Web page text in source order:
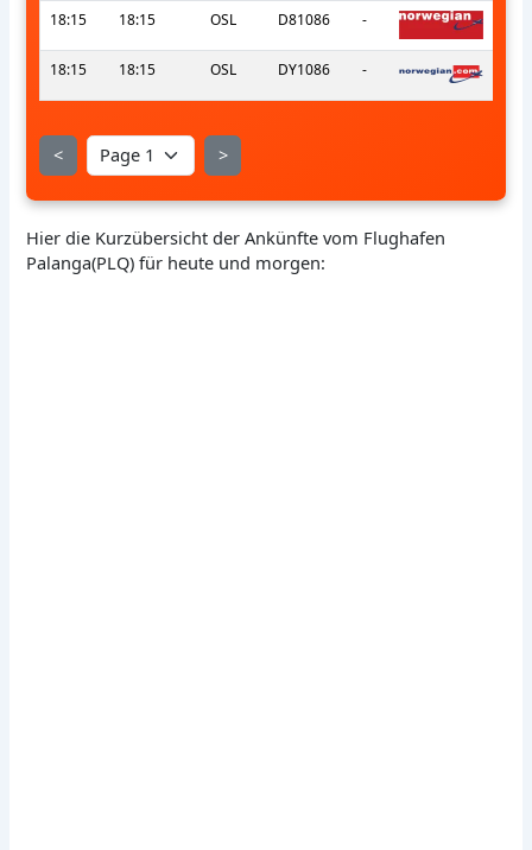
18:15 18:15 OSL D81086 -
18:15 18:15 OSL DY1086 -
< >
Hier die Kurzübersicht der Ankünfte vom Flughafen
Palanga(PLQ) für heute und morgen: